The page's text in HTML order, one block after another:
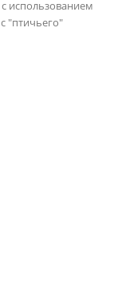
использованием
"птичьего"